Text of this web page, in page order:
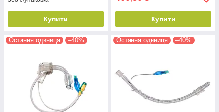
Купити Купити
Остання одиниця –40% Остання одиниця –40%